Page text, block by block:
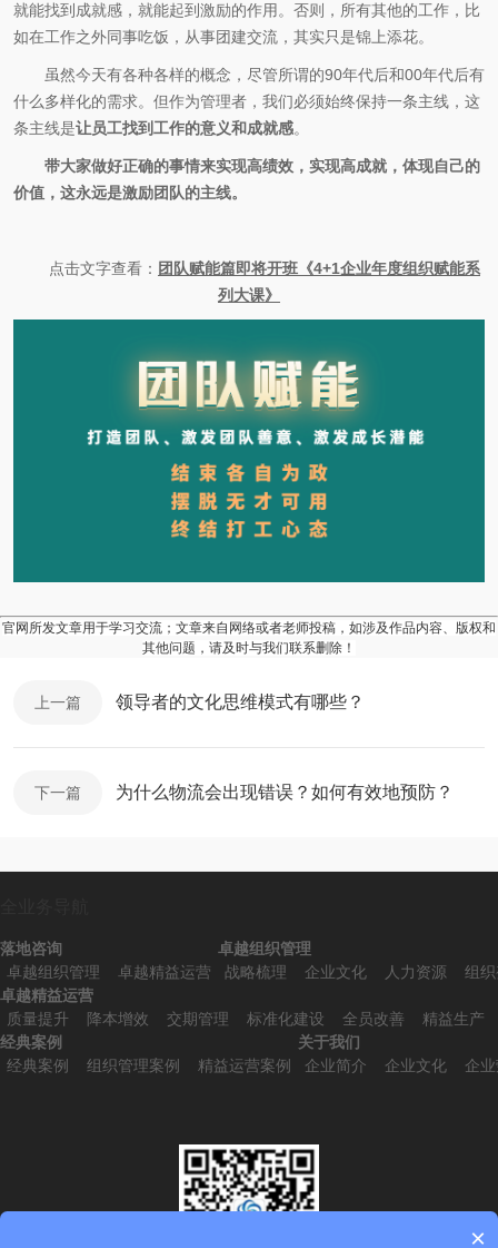
就能找到成就感，就能起到激励的作用。否则，所有其他的工作，比
如在工作之外同事吃饭，从事团建交流，其实只是锦上添花。
虽然今天有各种各样的概念，尽管所谓的90年代后和00年代后有
什么多样化的需求。但作为管理者，我们必须始终保持一条主线，这
条主线是让员工找到工作的意义和成就感。
带大家做好正确的事情来实现高绩效，实现高成就，体现自己的
价值，这永远是激励团队的主线。
点击文字查看： 团队赋能篇即将开班《4+1企业年度组织赋能系
列大课》
官网所发文章用于学习交流；文章来自网络或者老师投稿，如涉及作品内容、版权和
其他问题，请及时与我们联系删除！
上一篇 领导者的文化思维模式有哪些？
下一篇 为什么物流会出现错误？如何有效地预防？
落地咨询
卓越组织管理
卓越精益运营
卓越组织管理
战略梳理
企业文化 人力资源
组
卓越精益运营
质量提升
降本增效 交期管理 标准化建设 全员改善
精益生产
经典案例
经典案例
组织管理案例 精益运营案例
关于我们
企业简介
企业文化 企
×